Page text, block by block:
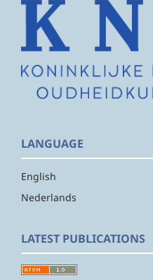
LANGUAGE
English
Nederlands
LATEST PUBLICATIONS